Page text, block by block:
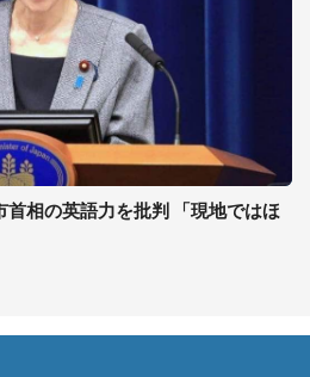
相の英語力を批判 「現地ではほ